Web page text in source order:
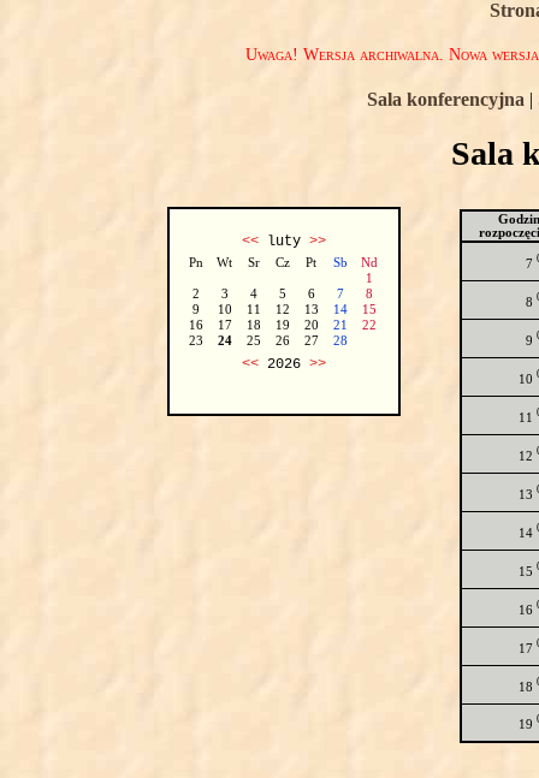
Uwaga! Wersja archiwalna. Nowa
Sala konferencyjna |
Sala
<<luty >>
Pn Wt Sr Cz Pt Sb
Nd
1
2
3 4 5 6 7
8
9
10 11 12 13 14
15
16
17 18 19 20 21
22
23
24 25 26 27 28
<<2026 >>
7
8
9
10
11
12
13
14
15
16
17
18
19